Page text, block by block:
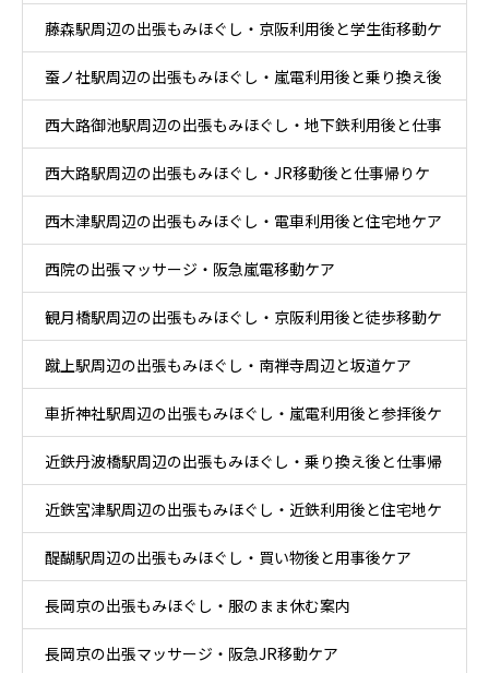
藤森駅周辺の出張もみほぐし・京阪利用後と学生街移動ケ
ア
蚕ノ社駅周辺の出張もみほぐし・嵐電利用後と乗り換え後
ケア
西大路御池駅周辺の出張もみほぐし・地下鉄利用後と仕事
帰りケア
西大路駅周辺の出張もみほぐし・JR移動後と仕事帰りケ
ア
西木津駅周辺の出張もみほぐし・電車利用後と住宅地ケア
西院の出張マッサージ・阪急嵐電移動ケア
観月橋駅周辺の出張もみほぐし・京阪利用後と徒歩移動ケ
ア
蹴上駅周辺の出張もみほぐし・南禅寺周辺と坂道ケア
車折神社駅周辺の出張もみほぐし・嵐電利用後と参拝後ケ
ア
近鉄丹波橋駅周辺の出張もみほぐし・乗り換え後と仕事帰
りケア
近鉄宮津駅周辺の出張もみほぐし・近鉄利用後と住宅地ケ
ア
醍醐駅周辺の出張もみほぐし・買い物後と用事後ケア
長岡京の出張もみほぐし・服のまま休む案内
長岡京の出張マッサージ・阪急JR移動ケア